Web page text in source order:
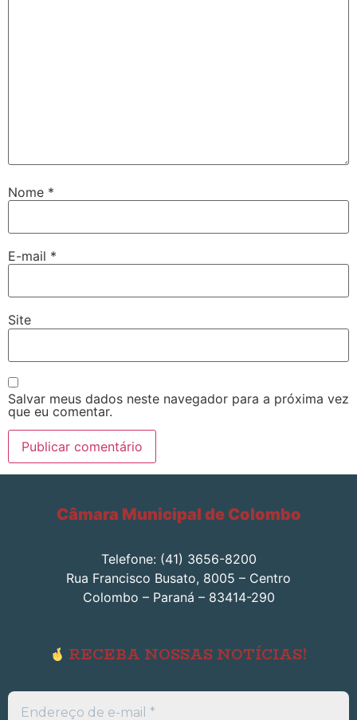
Nome *
E-mail *
Site
Salvar meus dados neste navegador para a próxima vez
que eu comentar.
Câmara Municipal de Colombo
Telefone: (41) 3656-8200
Rua Francisco Busato, 8005 – Centro
Colombo – Paraná – 83414-290
RECEBA NOSSAS NOTÍCIAS!
Endereço
de